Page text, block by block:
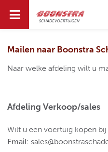
SCHADEVOERTUIGEN
NL
Mailen naar Boonstra
Naar welke afdeling wilt u
Afdeling Verkoop/sales
Wilt u een voertuig kopen bij
Email: